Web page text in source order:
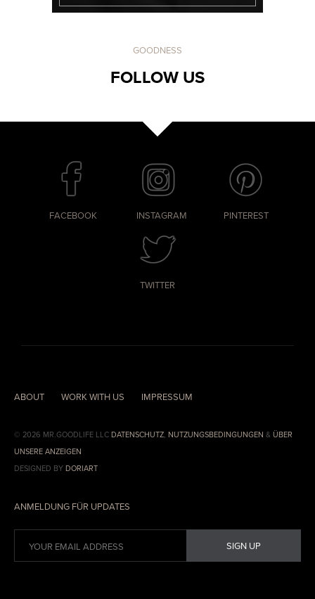
GOODNESS
FOLLOW US
FACEBOOK INSTAGRAM PINTEREST
TWITTER
ABOUT WORK WITH US IMPRESSUM
© 2026 MR.GOODLIFE LLC DATENSCHUTZ, NUTZUNGSBEDINGUNGEN & ÜBER
UNSERE ANZEIGEN
DESIGNED BY DORIART
ANMELDUNG FÜR UPDATES